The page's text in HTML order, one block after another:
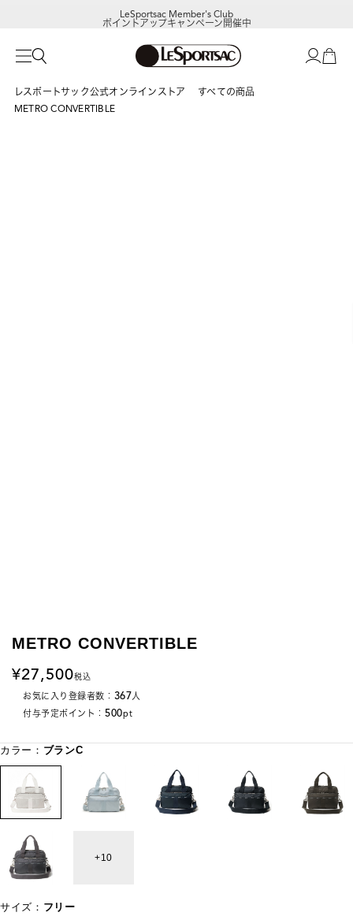
LeSportsac Member's Club
ポイントアップキャンペーン開催中
レスポートサック公式オンラインストア
すべての商品
METRO CONVERTIBLE
METRO CONVERTIBLE
27,500税込
お気に入り登録者数： 367人
付与予定ポイント： 500pt
カラー： ブランC
10
サイズ： フリー